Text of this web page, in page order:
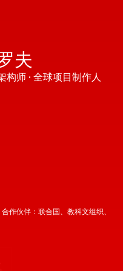
夫
构师 · 全球项目制作人
伙伴：联合国、教科文组织、